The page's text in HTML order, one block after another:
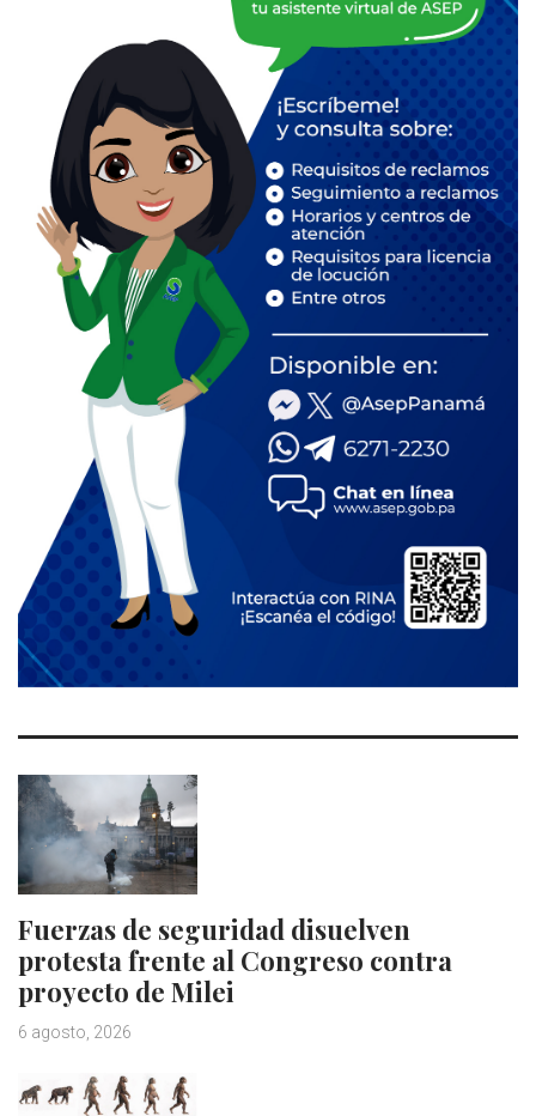
Fuerzas de seguridad disuelven
protesta frente al Congreso contra
proyecto de Milei
6 agosto, 2026